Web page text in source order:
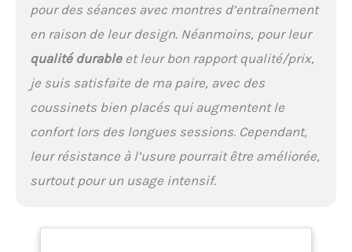
pour des séances avec montres d’entraînement
en raison de leur design. Néanmoins, pour leur
qualité durableet leur bon rapport qualité/prix,
je suis satisfaite de ma paire, avec des
coussinets bien placés qui augmentent le
confort lors des longues sessions. Cependant,
leur résistance à l’usure pourrait être améliorée,
surtout pour un usage intensif.